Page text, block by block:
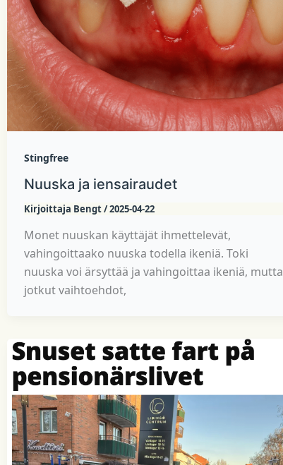
Stingfree
Nuuska ja iensairaudet
Kirjoittaja Bengt/2025-04-22
Monet nuuskan käyttäjät ihmettelevät,
vahingoittaako nuuska todella ikeniä. Toki
nuuska voi ärsyttää ja vahingoittaa ikeniä, mutta
jotkut vaihtoehdot,